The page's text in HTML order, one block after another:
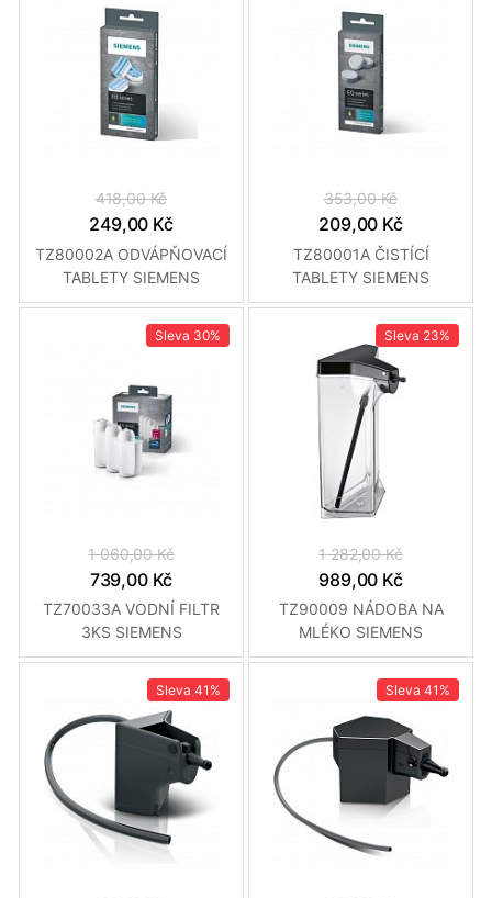
418,00 Kč
249,00 Kč
TZ80002A ODVÁPŇOVACÍ
TABLETY SIEMENS
353,00 Kč
209,00 Kč
TZ80001A ČISTÍCÍ
TABLETY SIEMENS
Sleva 30%
1 060,00 Kč
739,00 Kč
TZ70033A VODNÍ FILTR
3KS SIEMENS
Sleva 23%
1 282,00 Kč
989,00 Kč
TZ90009 NÁDOBA NA
MLÉKO SIEMENS
Sleva 41% Sleva 41%